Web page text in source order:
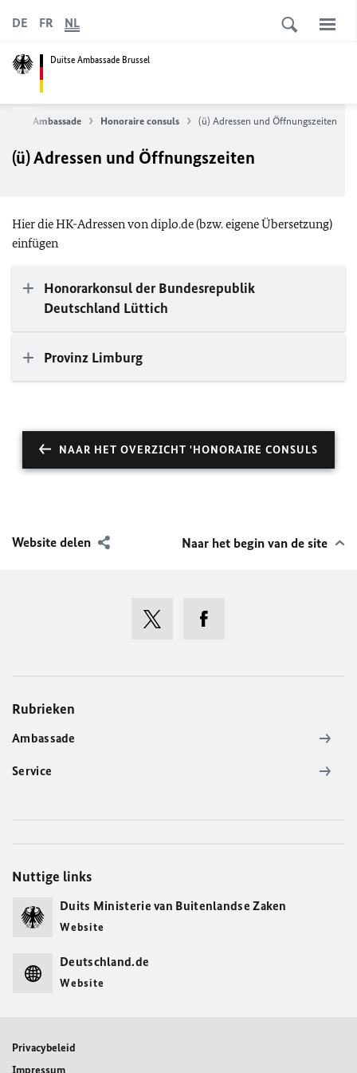
Duitse Ambassade Brussel
DE FR NL
Ambassade Honoraire consuls (ü) Adressen und Öffnungszeiten
(ü) Adressen und Öffnungszeiten
Hier die HK-Adressen von diplo.de (bzw. eigene Übersetzung)
einfügen
Honorarkonsul der Bundesrepublik
Deutschland Lüttich
Provinz Limburg
NAAR HET OVERZICHT 'HONORAIRE CONSULS
Website delen Naar het begin van de site
Rubrieken
Ambassade
Service
Nuttige links
Duits Ministerie van Buitenlandse Zaken
Website
Deutschland.de
Website
Privacybeleid
Impressum